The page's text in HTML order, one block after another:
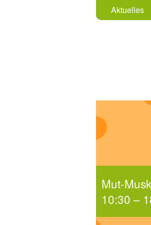
Aktuelles